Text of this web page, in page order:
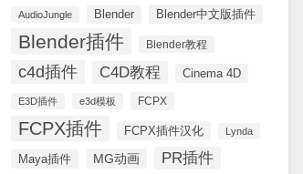
AudioJungle Blender Blender中文版插件
Blender插件 Blender教程
c4d插件 C4D教程 Cinema 4D
E3D插件 e3d模板 FCPX
FCPX插件 FCPX插件汉化 Lynda
Maya插件 MG动画 PR插件